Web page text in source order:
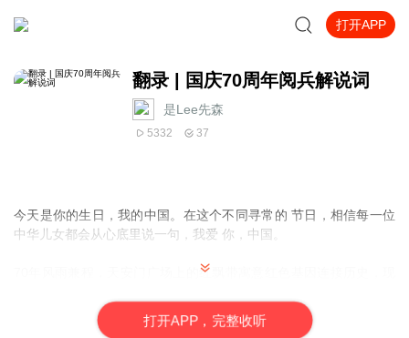
打开APP
翻录 | 国庆70周年阅兵解说词
是Lee先森
5332 37
今天是你的生日，我的中国。在这个不同寻常的 节日，相信每一位
中华儿女都会从心底里说一句，我爱 你，中国。
年风雨兼程，天安门广场上的红飘带寓意红色基因连接历史，现
今关的夭安门广场是世界曬目的中矗，今天的中国正前所未有的靠
打开APP，完整收听